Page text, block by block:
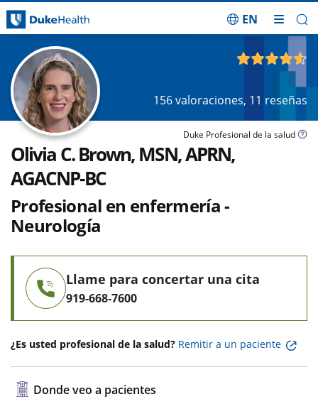
EN
156valoraciones, 11 reseñas
Duke Profesional de la salud
Olivia C. Brown, MSN, APRN,
AGACNP-BC
Profesional en enfermería -
Neurología
Llame para concertar una cita
919-668-7600
¿Es usted profesional de la salud? Remitir a un paciente
Donde veo a pacientes